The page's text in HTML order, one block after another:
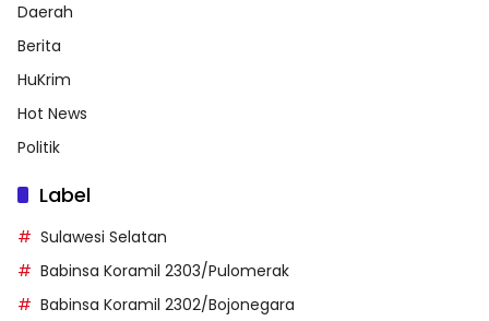
Daerah
Berita
HuKrim
Hot News
Politik
Label
Sulawesi Selatan
Babinsa Koramil 2303/Pulomerak
Babinsa Koramil 2302/Bojonegara